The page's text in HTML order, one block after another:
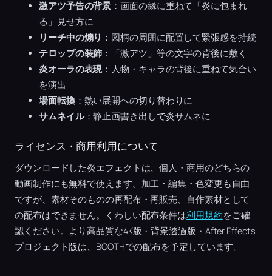
激アツ予告の背景 ：画面の縁に重ねて「炎に包まれ
る」見せ方に
リーチ中の煽り ：図柄の周囲に配置して緊張感を持続
テロップの装飾 ：「激アツ」等の文字の背後に敷く
炎オーラの表現：人物・キャラの背後に重ねて気合い
を演出
場面転換：熱い展開への切り替わりに
サムネイル：静止画書き出しで炎サムネに
ライセンス・商用利用について
ダウンロードした炎エフェクトは、個人・商用のどちらの
動画制作にも無料で使えます。加工・編集・色変更も自由
ですが、素材そのものの再配布・再販売、自作素材として
の配布はできません。くわしい配布条件は利用規約をご確
認ください。より高品質な4K版・背景透過版・After Effects
プロジェクト版は、BOOTHでの配布を予定しています。